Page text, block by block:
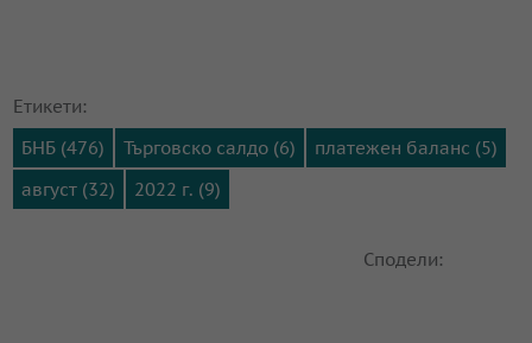
Етикети:
БНБ (476)
Търговско салдо (6)
платежен баланс (5)
август (32)
2022 г. (9)
Сподели: